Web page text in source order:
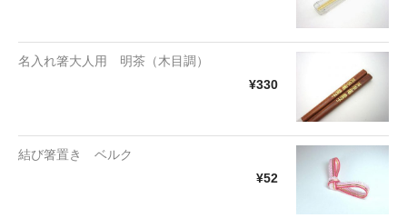
名入れ箸大人用 明茶（木目調）
¥330
結び箸置き ベルク
¥52